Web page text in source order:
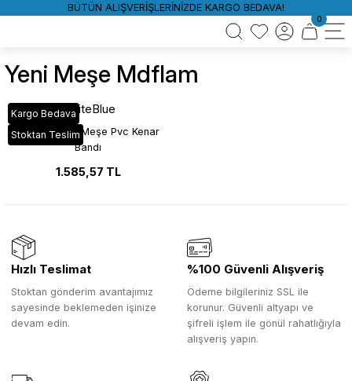
BÜTÜN ALIŞVERİŞLERİNİZDE KARGO BEDAVA!
0
Yeni Meşe Mdflam
Kargo Bedava
Stoktan Teslim
WhiteBlue
VT_202 Yeni Meşe Pvc Kenar
Bandı
1.585,57 TL
Hızlı Teslimat
Stoktan gönderim avantajımız
sayesinde beklemeden işinize
devam edin.
%100 Güvenli Alışveriş
Ödeme bilgileriniz SSL ile
korunur. Güvenli altyapı ve
şifreli işlem ile gönül rahatlığıyla
alışveriş yapın.